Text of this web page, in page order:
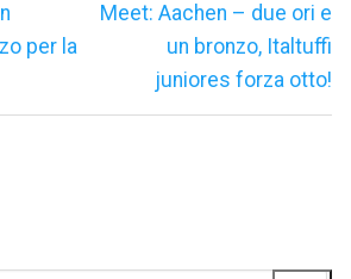
per la
successivo:
Meet: Aachen – due ori e
un bronzo, Italtuffi
juniores forza otto!